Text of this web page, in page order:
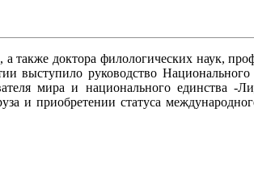
также доктора филологических наук,
выступило руководство
мира и национального единства -
и приобретении статуса